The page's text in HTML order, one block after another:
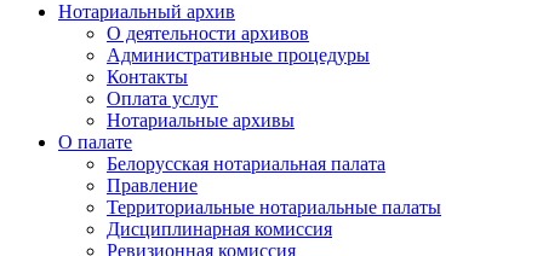
Нотариальный архив
О деятельности архивов
Административные процедуры
Контакты
Оплата услуг
Нотариальные архивы
О палате
Белорусская нотариальная палата
Правление
Территориальные нотариальные палаты
Дисциплинарная комиссия
Ревизионная комиссия